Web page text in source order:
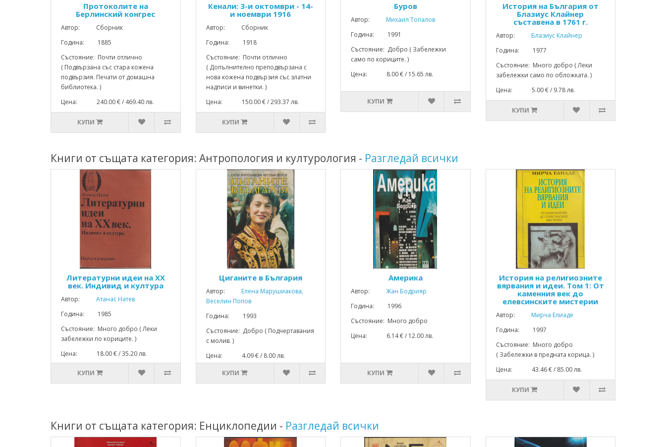
Протоколите на
Берлинский конгрес
Автор: Сборник
Година: 1885
Състояние: Почти отлично
( Подвързана със стара кожена
подвързия. Печати от домашна
библиотека. )
Цена: 240.00 € / 469.40 лв.
КУПИ
Кенали: 3-и октомври - 14-
и ноември 1916
Автор: Сборник
Година: 1918
Състояние: Почти отлично
( Допълнително преподвързана с
нова кожена подвързия със златни
надписи и винетки. )
Цена: 150.00 € / 293.37 лв.
КУПИ
Буров
Автор:
Михаил Топалов
Година: 1991
Състояние: Добро ( Забележки
само по кориците. )
Цена: 8.00 € / 15.65 лв.
КУПИ
История на България от
Блазиус Клайнер
съставена в 1761 г.
Автор:
Блазиус Клайнер
Година: 1977
Състояние: Много добро ( Леки
забележки само по обложката. )
Цена: 5.00 € / 9.78 лв.
КУПИ
Книги от същата категория: Антропология и културология - Разгледай всички
Литературни идеи на XX
век. Индивид и култура
Автор:
Атанас Натев
Година: 1985
Състояние: Много добро ( Леки
забележки по кориците. )
Цена: 18.00 € / 35.20 лв.
КУПИ
Циганите в България
Автор:
Елена Марушиакова,
Веселин Попов
Година: 1993
Състояние: Добро ( Подчертавания
с молив. )
Цена: 4.09 € / 8.00 лв.
КУПИ
Америка
Автор:
Жан Бодрияр
Година: 1996
Състояние: Много добро
Цена: 6.14 € / 12.00 лв.
КУПИ
История на религиозните
вярвания и идеи. Том 1: От
каменния век до
елевсинските мистерии
Автор:
Мирча Елиаде
Година: 1997
Състояние: Много добро
( Забележки в предната корица. )
Цена: 43.46 € / 85.00 лв.
КУПИ
Книги от същата категория: Енциклопедии - Разгледай всички